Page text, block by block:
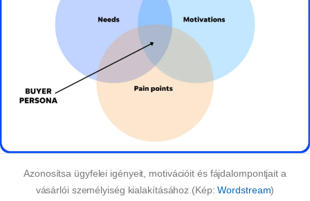
Azonosítsa ügyfelei igényeit, motivációit és fájdalompontjait a
vásárlói személyiség kialakításához (Kép:Wordstream)